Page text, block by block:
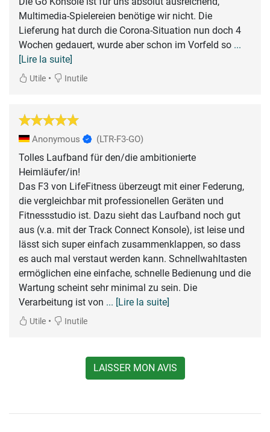
Multimedia-Spielereien benötige wir nicht. Die
Lieferung hat durch die Corona-Situation nun doch 4
Wochen gedauert, wurde aber schon im Vorfeld so ...
[Lire la suite]
Utile • Inutile
Anonymous (LTR-F3-GO)
Tolles Laufband für den/die ambitionierte
Heimläufer/in!
Das F3 von LifeFitness überzeugt mit einer Federung,
die vergleichbar mit professionellen Geräten und
Fitnessstudio ist. Dazu sieht das Laufband noch gut
aus (v.a. mit der Track Connect Konsole), ist leise und
lässt sich super einfach zusammenklappen, so dass
es auch mal verstaut werden kann. Schnellwahltasten
ermöglichen eine einfache, schnelle Bedienung und die
Wartung scheint sehr minimal zu sein. Die
Verarbeitung ist von ... [Lire la suite]
Utile • Inutile
LAISSER MON AVIS